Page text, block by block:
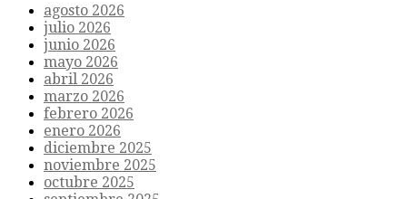
agosto 2026
julio 2026
junio 2026
mayo 2026
abril 2026
marzo 2026
febrero 2026
enero 2026
diciembre 2025
noviembre 2025
octubre 2025